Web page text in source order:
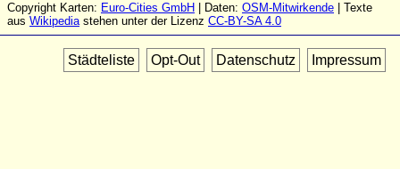
Copyright Karten: Euro-Cities GmbH | Daten: OSM-Mitwirkende | Texte
aus Wikipediastehen unter der Lizenz CC-BY-SA 4.0
Städteliste Opt-Out Datenschutz Impressum